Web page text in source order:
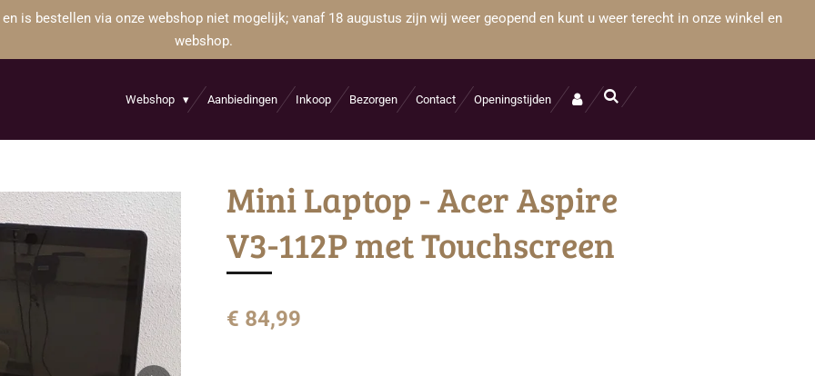
is bestellen via onze webshop niet mogelijk; vanaf 18 augustus zijn wij weer geopend en kunt u weer terecht in onze winkel en
webshop.
Webshop Aanbiedingen Inkoop Bezorgen Contact Openingstijden
Mini Laptop - Acer Aspire
V3-112P met Touchscreen
€ 84,99